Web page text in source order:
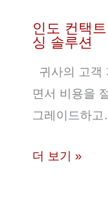
인도 컨택
싱 솔루션
귀사의 고객
면서 비용을
그레이드하
더 보기 »